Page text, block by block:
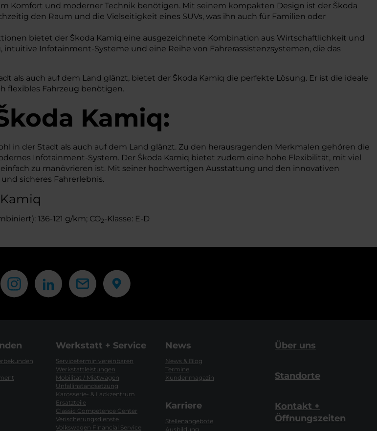
Komfort und moderner Technik benötigen. Mit seinem kompakten Design ist der Škoda
den Raum und die Vielseitigkeit eines SUVs, was ihn auch für Familien oder
bietet der Škoda Kamiq eine ausgezeichnete Kombination aus Wirtschaftlichkeit und
Infotainment-Systeme und eine Reihe von Fahrerassistenzsystemen, die das
als auch auf dem Land glänzt, bietet der Škoda Kamiq die perfekte Lösung. Er ist die ideale
flexibles Fahrzeug benötigen.
Kamiq:
in der Stadt als auch auf dem Land glänzt. Zu den herausragenden Merkmalen gehören die
Infotainment-System. Der Škoda Kamiq bietet zudem eine hohe Flexibilität, mit viel
zu manövrieren ist. Mit seiner hochwertigen Ausstattung und den innovativen
sicheres Fahrerlebnis.
136-121 g/km; CO2-Klasse: E-D
Werkstatt + Service
Servicetermin vereinbaren
Werkstattleistungen
Mobilität / Mietwagen
Unfallinstandsetzung
Karosserie- & Lackzentrum
Ersatzteile
Classic Competence Center
Verischerungsdienste
Volkswagen Financial Service
News
News & Blog
Termine
Kundenmagazin
Karriere
Stellenangebote
Ausbildung
Über uns
Standorte
Kontakt +
Öffnungszeiten